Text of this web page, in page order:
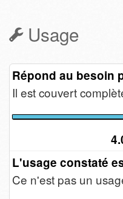
Usage
Répond au besoin
Il est couvert
L'usage constaté
Ce n'est pas un